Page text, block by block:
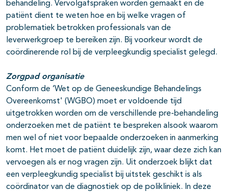
behandeling. Vervolgafspraken worden gemaakt en de
patiënt dient te weten hoe en bij welke vragen of
problematiek betrokken professionals van de
leverwerkgroep te bereiken zijn. Bij voorkeur wordt de
coördinerende rol bij de verpleegkundig specialist gelegd.
Zorgpad organisatie
Conform de ‘Wet op de Geneeskundige Behandelings
Overeenkomst' (WGBO) moet er voldoende tijd
uitgetrokken worden om de verschillende pre-behandeling
onderzoeken met de patiënt te bespreken alsook waarom
men wel of niet voor bepaalde onderzoeken in aanmerking
komt. Het moet de patiënt duidelijk zijn, waar deze zich kan
vervoegen als er nog vragen zijn. Uit onderzoek blijkt dat
een verpleegkundig specialist bij uitstek geschikt is als
coördinator van de diagnostiek op de polikliniek. In deze